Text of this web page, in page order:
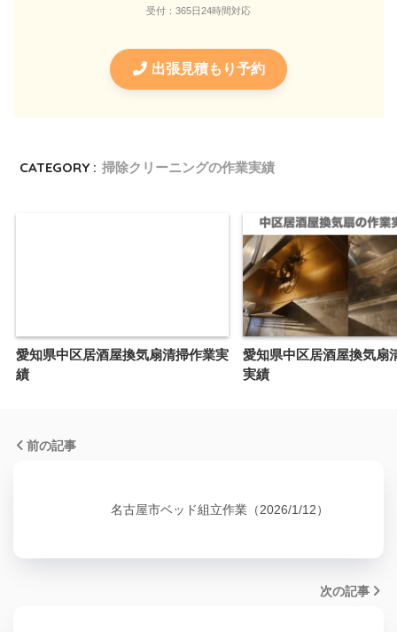
受付：365日24時間対応
出張見積もり予約
CATEGORY : 掃除クリーニングの作業実績
愛知県中区居酒屋換気扇清掃作業実
績
愛知県中区居酒屋換気扇
実績
前の記事
名古屋市ベッド組立作業（2026/1/12）
次の記事